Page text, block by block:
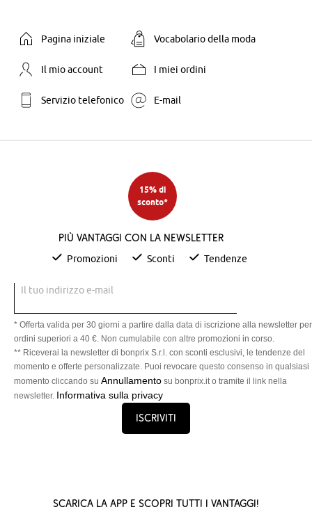
Pagina iniziale Vocabolario della moda
Il mio account I miei ordini
Servizio telefonico E-mail
15% di
sconto*
Più vantaggi con la newsletter
Promozioni Sconti Tendenze
Il tuo indirizzo e-mail
* Offerta valida per 30 giorni a partire dalla data di iscrizione alla newsletter per
ordini superiori a 40 €. Non cumulabile con altre promozioni in corso.
** Riceverai la newsletter di bonprix S.r.l. con sconti esclusivi, le tendenze del
momento e offerte personalizzate. Puoi revocare questo consenso in qualsiasi
momento cliccando su Annullamento su bonprix.it o tramite il link nella
newsletter. Informativa sulla privacy
Iscriviti
Scarica la App e scopri tutti i vantaggi!